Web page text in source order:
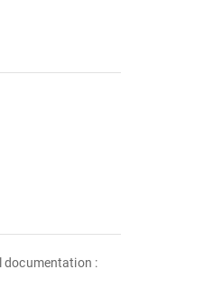
documentation :